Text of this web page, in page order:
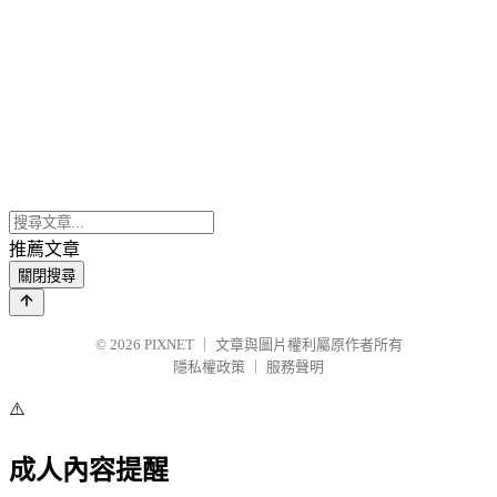
推薦文章
關閉搜尋
© 2026 PIXNET
文章與圖片權利屬原作者所有
隱私權政策
服務聲明
⚠️
成人內容提醒